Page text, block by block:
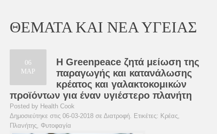
ΘΕΜΑΤΑ ΚΑΙ ΝΕΑ ΥΓΕΙΑΣ
06
ΜΑΡ
Η Greenpeace ζητά μείωση της
παραγωγής και κατανάλωσης
κρέατος και γαλακτοκομικών
προϊόντων για έναν υγιέστερο πλανήτη
Posted by Health Cook
Δημοσιεύτηκε στις 06-03-2018 σε Διατροφή. Ετικέτες: Κρέας,
Πλανήτης, Φυτοφαγία